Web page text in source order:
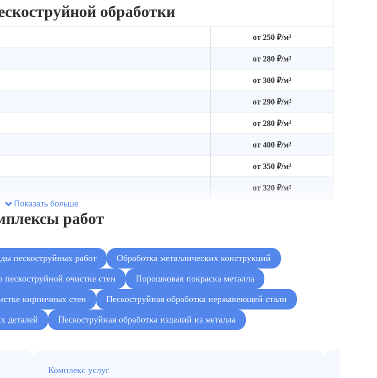
обработки
от 250 ₽/м²
от 280 ₽/м²
от 300 ₽/м²
от 290 ₽/м²
от 280 ₽/м²
от 400 ₽/м²
от 350 ₽/м²
от 320 ₽/м²
Показать больше
работ
пескоструйных работ Обработка металлических конструкций
пескоструйной очистке стен Порошковая покраска металла
кирпичных стен Пескоструйная обработка нержавеющей стали
деталей Пескоструйная обработка изделий из металла
Комплекс услуг